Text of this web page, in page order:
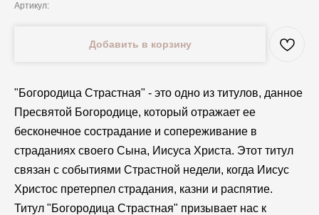
Артикул:
Добавить в корзину
"Богородица Страстная" - это одно из титулов, данное
Пресвятой Богородице, который отражает ее
бесконечное сострадание и сопереживание в
страданиях своего Сына, Иисуса Христа. Этот титул
связан с событиями Страстной недели, когда Иисус
Христос претерпел страдания, казни и распятие.
Титул "Богородица Страстная" призывает нас к